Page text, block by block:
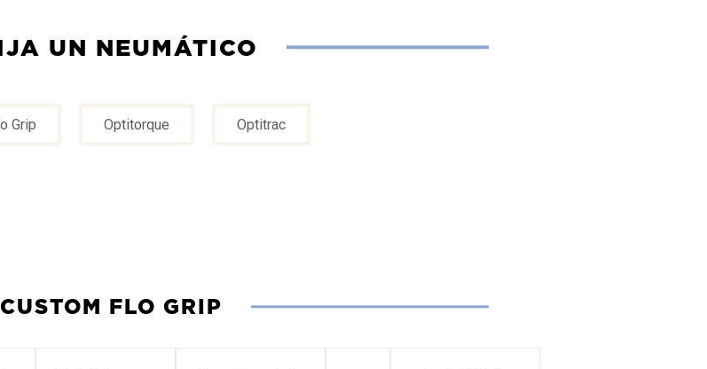
UN NEUMÁTICO
Grip Optitorque Optitrac
CUSTOM FLO GRIP